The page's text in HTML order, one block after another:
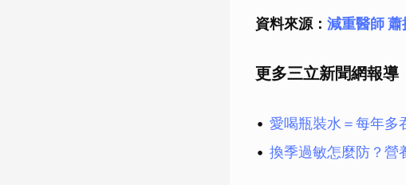
資料來源： 減重醫師 蕭
更多三立新聞網報導
愛喝瓶裝水＝每年
換季過敏怎麼防？